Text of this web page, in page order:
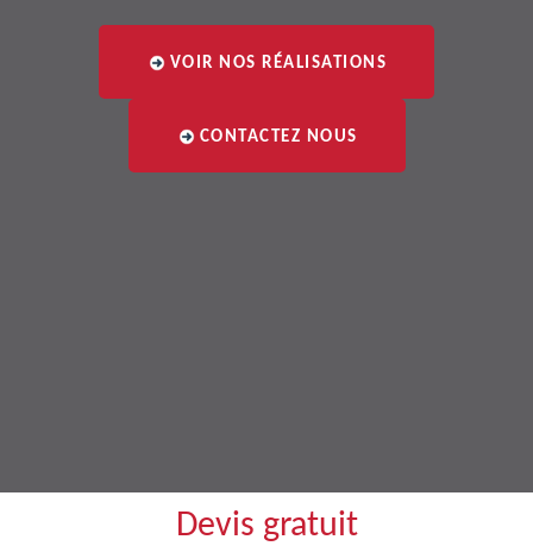
VOIR NOS RÉALISATIONS
CONTACTEZ NOUS
Devis gratuit